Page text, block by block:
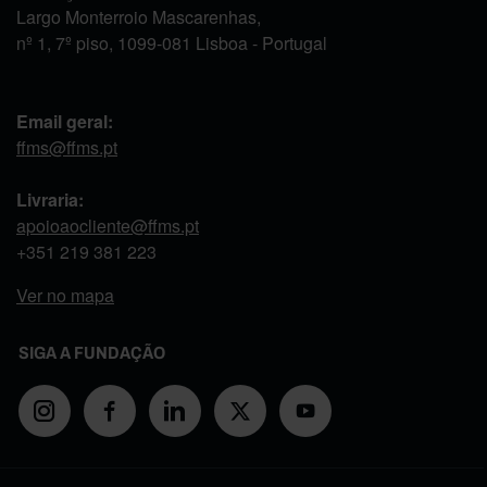
Largo Monterroio Mascarenhas,
nº 1, 7º piso, 1099-081 Lisboa - Portugal
Email geral:
ffms@ffms.pt
Livraria:
apoioaocliente@ffms.pt
+351 219 381 223
Ver no mapa
SIGA A FUNDAÇÃO